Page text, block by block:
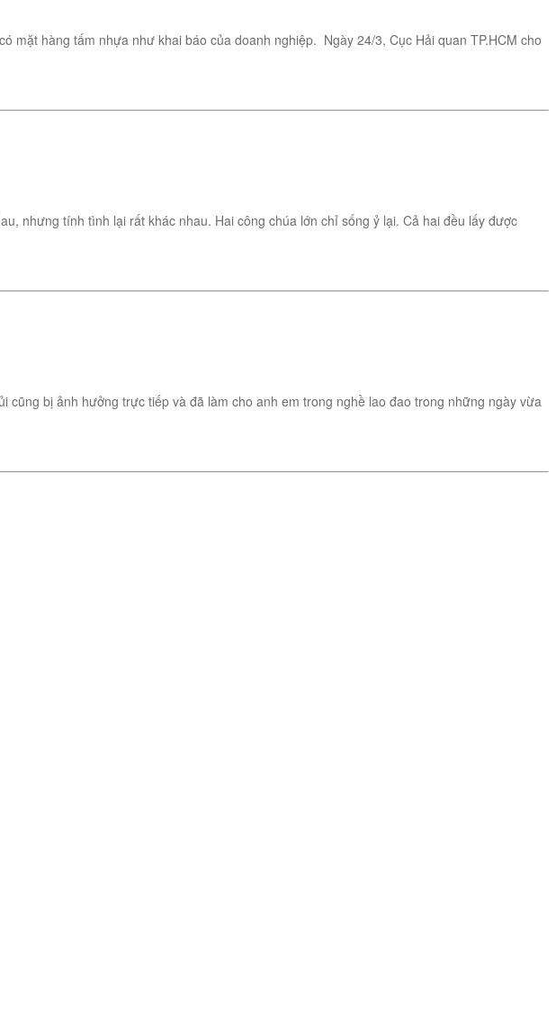
mặt hàng tấm nhựa như khai báo của doanh nghiệp. Ngày 24/3, Cục Hải quan TP.HCM cho
nhưng tính tình lại rất khác nhau. Hai công chúa lớn chỉ sống ỷ lại. Cả hai đều lấy được
bị ảnh hưởng trực tiếp và đã làm cho anh em trong nghề lao đao trong những ngày vừa